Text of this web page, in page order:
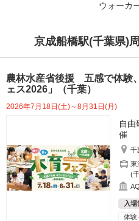
ウォーカ
京成船橋駅(千葉県)
農林水産省後援 五感で体験
ェス2026」（千葉）
2026年7月18日(土)～8月31日(月)
自由
催
千
東
(
入場
体験